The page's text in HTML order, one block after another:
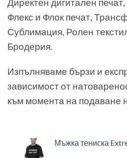
Директен дигитален
Флекс и Флок печат,
Сублимация, Ролен
Бродерия.
Изпълняваме бързи и
зависимост от
към момента на подаване
Мъжка тениска